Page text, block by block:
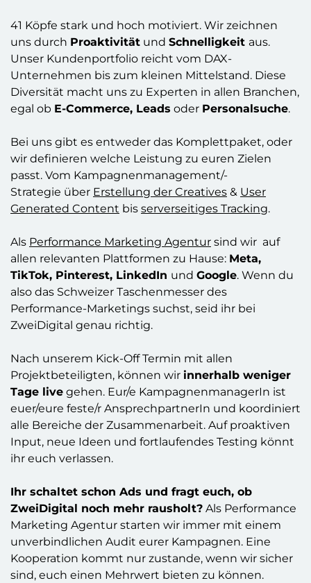
41 Köpfe stark und hoch motiviert. Wir zeichnen
uns durch Proaktivität und Schnelligkeit aus.
Unser Kundenportfolio reicht vom DAX-
Unternehmen bis zum kleinen Mittelstand. Diese
Diversität macht uns zu Experten in allen Branchen,
egal ob E-Commerce, Leads oder Personalsuche.
Bei uns gibt es entweder das Komplettpaket, oder
wir definieren welche Leistung zu euren Zielen
passt. Vom Kampagnenmanagement/-
Strategie über Erstellung der Creatives & User
Generated Content bis serverseitiges Tracking.
Als Performance Marketing Agentur sind wir auf
allen relevanten Plattformen zu Hause: Meta,
TikTok, Pinterest, LinkedIn und Google. Wenn du
also das Schweizer Taschenmesser des
Performance-Marketings suchst, seid ihr bei
ZweiDigital genau richtig.
Nach unserem Kick-Off Termin mit allen
Projektbeteiligten, können wir innerhalb weniger
Tage live gehen. Eur/e KampagnenmanagerIn ist
euer/eure feste/r AnsprechpartnerIn und koordiniert
alle Bereiche der Zusammenarbeit. Auf proaktiven
Input, neue Ideen und fortlaufendes Testing könnt
ihr euch verlassen.
Ihr schaltet schon Ads und fragt euch, ob
ZweiDigital noch mehr rausholt? Als Performance
Marketing Agentur starten wir immer mit einem
unverbindlichen Audit eurer Kampagnen. Eine
Kooperation kommt nur zustande, wenn wir sicher
sind, euch einen Mehrwert bieten zu können.